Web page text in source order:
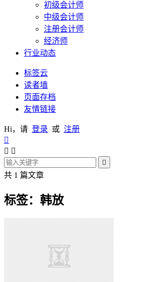
初级会计师
中级会计师
注册会计师
经济师
行业动态
标签云
读者墙
页面存档
友情链接
Hi，请 登录 或 注册

 

共 1 篇文章
标签：韩放